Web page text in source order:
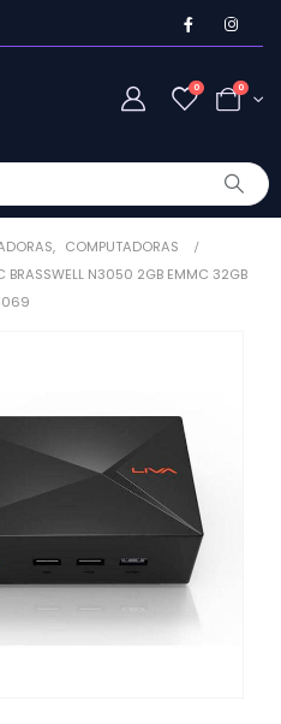
0 0
, COMPUTADORAS
BRASSWELL N3050 2GB EMMC 32GB